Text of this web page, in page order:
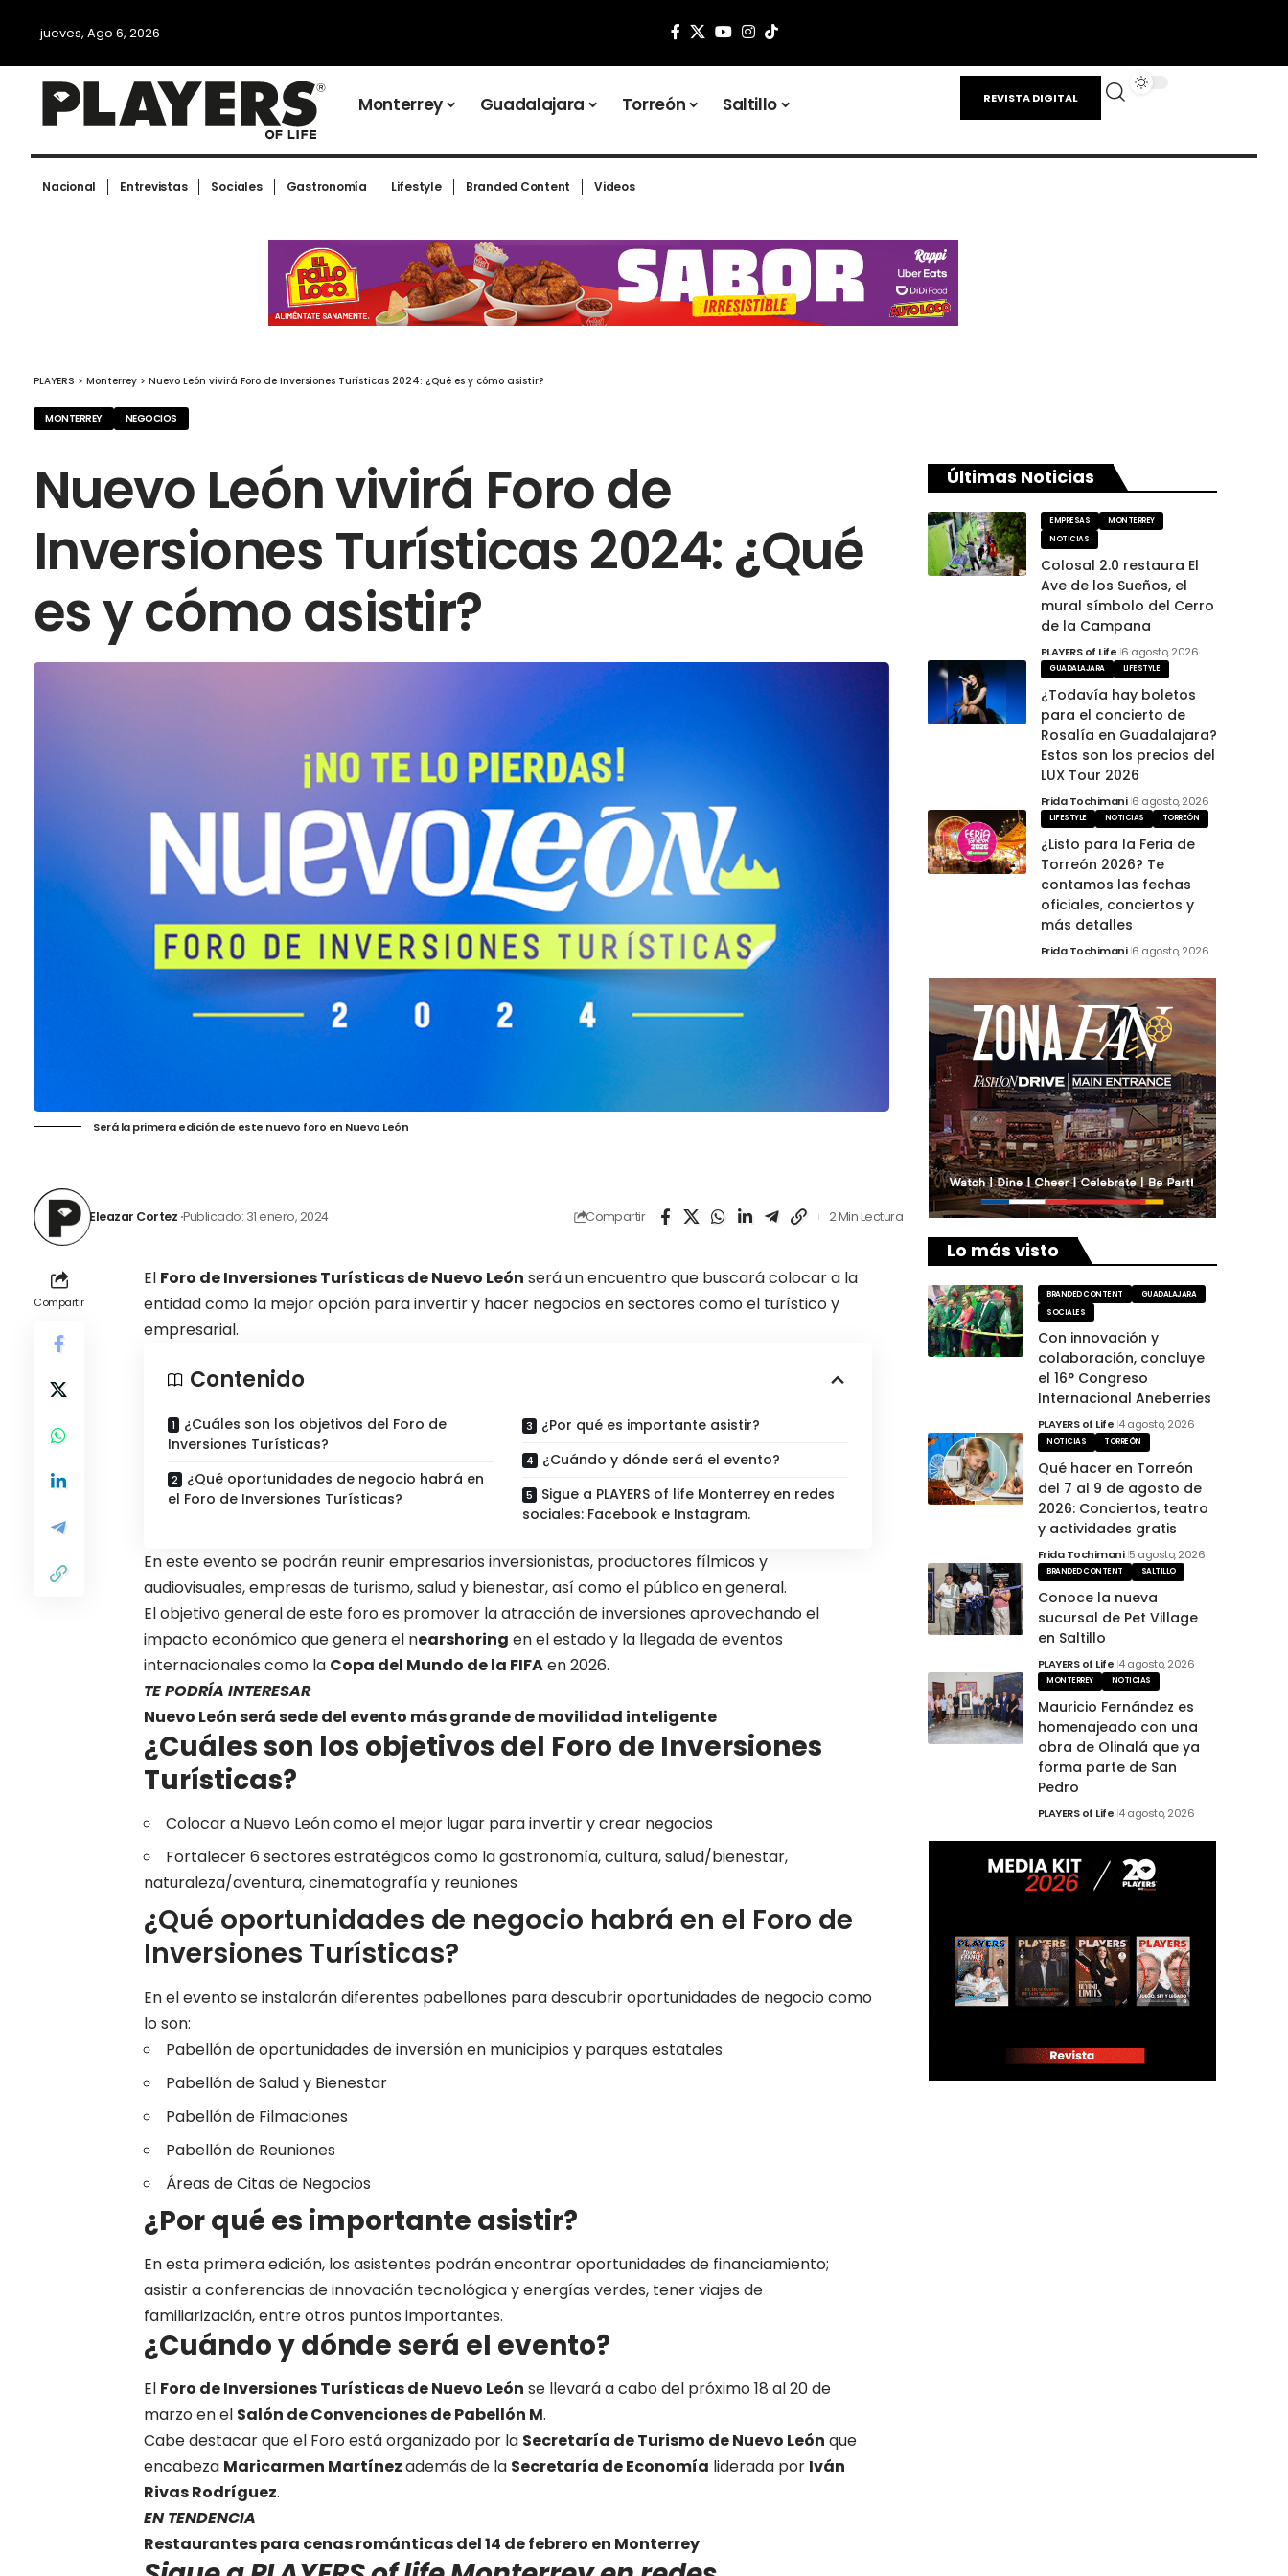
jueves, Ago 6, 2026
Monterrey Guadalajara Torreón Saltillo REVISTA DIGITAL
Nacional Entrevistas Sociales Gastronomía Lifestyle Branded Content Videos
PLAYERS > Monterrey > Nuevo León vivirá Foro de Inversiones Turísticas 2024: ¿Qué es y cómo asistir?
MONTERREY NEGOCIOS
Nuevo León vivirá Foro de
Inversiones Turísticas 2024: ¿Qué
es y cómo asistir?
Será la primera edición de este nuevo foro en Nuevo León
Eleazar Cortez Publicado: 31 enero, 2024 Compartir 2 Min Lectura
Compartir
El Foro de Inversiones Turísticas de Nuevo León será un encuentro que buscará colocar a la
entidad como la mejor opción para invertir y hacer negocios en sectores como el turístico y
empresarial.
Contenido
¿Cuáles son los objetivos del Foro de
Inversiones Turísticas?
¿Qué oportunidades de negocio habrá en
el Foro de Inversiones Turísticas?
¿Por qué es importante asistir?
¿Cuándo y dónde será el evento?
Sigue a PLAYERS of life Monterrey en redes
sociales: Facebook e Instagram.
En este evento se podrán reunir empresarios inversionistas, productores fílmicos y
audiovisuales, empresas de turismo, salud y bienestar, así como el público en general.
El objetivo general de este foro es promover la atracción de inversiones aprovechando el
impacto económico que genera el nearshoring en el estado y la llegada de eventos
internacionales como la Copa del Mundo de la FIFAen 2026.
TE PODRÍA INTERESAR
Nuevo León será sede del evento más grande de movilidad inteligente
¿Cuáles son los objetivos del Foro de Inversiones
Turísticas?
Colocar a Nuevo León como el mejor lugar para invertir y crear negocios
Fortalecer 6 sectores estratégicos como la gastronomía, cultura, salud/bienestar,
naturaleza/aventura, cinematografía y reuniones
¿Qué oportunidades de negocio habrá en el Foro de
Inversiones Turísticas?
En el evento se instalarán diferentes pabellones para descubrir oportunidades de negocio como
lo son:
Pabellón de oportunidades de inversión en municipios y parques estatales
Pabellón de Salud y Bienestar
Pabellón de Filmaciones
Pabellón de Reuniones
Áreas de Citas de Negocios
¿Por qué es importante asistir?
En esta primera edición, los asistentes podrán encontrar oportunidades de financiamiento;
asistir a conferencias de innovación tecnológica y energías verdes, tener viajes de
familiarización, entre otros puntos importantes.
¿Cuándo y dónde será el evento?
El Foro de Inversiones Turísticas de Nuevo León se llevará a cabo del próximo 18 al 20 de
marzo en el Salón de Convenciones de Pabellón M.
Cabe destacar que el Foro está organizado por la Secretaría de Turismo de Nuevo León que
encabeza Maricarmen Martínezademás de la Secretaría de Economía liderada por Iván
Rivas Rodríguez.
EN TENDENCIA
Restaurantes para cenas románticas del 14 de febrero en Monterrey
Últimas Noticias
EMPRESAS
MONTERREY
NOTICIAS
Colosal 2.0 restaura El
Ave de los Sueños, el
mural símbolo del Cerro
de la Campana
PLAYERS of Life 6 agosto, 2026
GUADALAJARA LIFESTYLE
¿Todavía hay boletos
para el concierto de
Rosalía en Guadalajara?
Estos son los precios del
LUX Tour 2026
Frida Tochimani 6 agosto, 2026
LIFESTYLE NOTICIAS TORREÓN
¿Listo para la Feria de
Torreón 2026? Te
contamos las fechas
oficiales, conciertos y
más detalles
Frida Tochimani 6 agosto, 2026
Lo más visto
BRANDED CONTENT
GUADALAJARA
SOCIALES
Con innovación y
colaboración, concluye
el 16° Congreso
Internacional Aneberries
PLAYERS of Life 4 agosto, 2026
NOTICIAS TORREÓN
Qué hacer en Torreón
del 7 al 9 de agosto de
2026: Conciertos, teatro
y actividades gratis
Frida Tochimani 5 agosto, 2026
BRANDED CONTENT SALTILLO
Conoce la nueva
sucursal de Pet Village
en Saltillo
PLAYERS of Life 4 agosto, 2026
MONTERREY NOTICIAS
Mauricio Fernández es
homenajeado con una
obra de Olinalá que ya
forma parte de San
Pedro
PLAYERS of Life 4 agosto, 2026